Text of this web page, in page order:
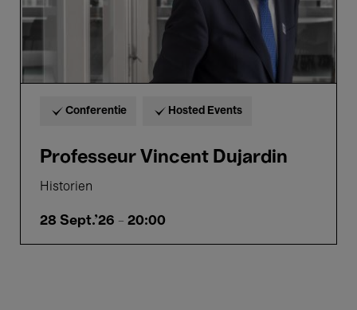
Conferentie Hosted Events
Professeur Vincent Dujardin
Historien
28 Sept.'26 - 20:00